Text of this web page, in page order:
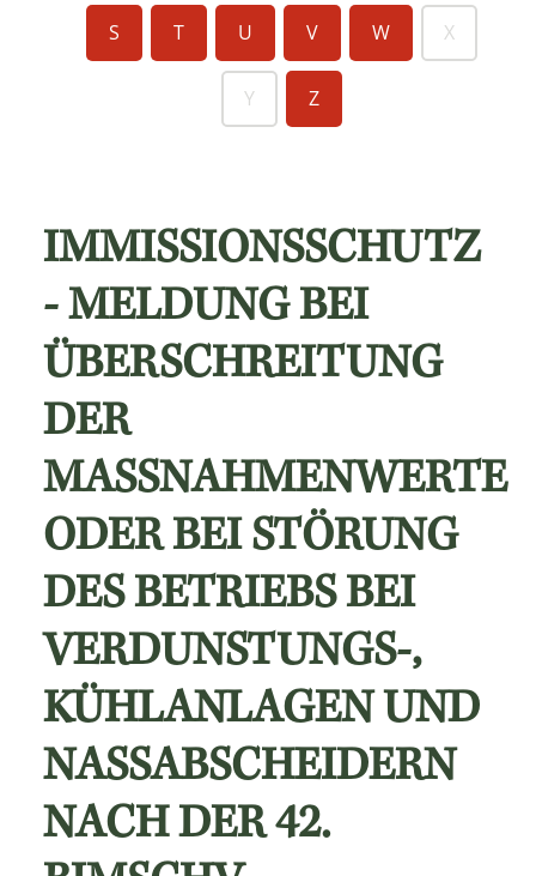
S T U V W X
Y Z
IMMISSIONSSCHUTZ
- MELDUNG BEI
ÜBERSCHREITUNG
DER
MASSNAHMENWERTE O
DER BEI STÖRUNG D
ES BETRIEBS BEI V
ERDUNSTUNGS-, K
ÜHLANLAGEN UND N
ASSABSCHEIDERN N
ACH DER 42. B